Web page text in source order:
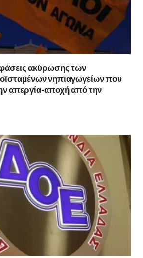
ακύρωσης των
νηπιαγωγείων που
απεργία-αποχή από την